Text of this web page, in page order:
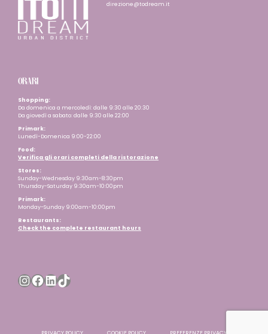
direzione@todream.it
ORARI
Shopping:
Da domenica a mercoledì: dalle 9:30 alle 20:30
Da giovedì a sabato: dalle 9:30 alle 22:00
Primark:
Lunedì-Domenica 9:00-22:00
Food:
Verifica gli orari completi della ristorazione
Stores:
Sunday-Wednesday 9:30am-8:30pm
Thursday-Saturday 9:30am-10:00pm
Primark:
Monday-Sunday 9:00am-10:00pm
Restaurants:
Check the complete restaurant hours
Instagram
Facebook
LinkedIn
TikTok